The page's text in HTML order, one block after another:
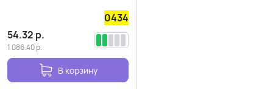
0434
54.32 р.
1 086.40р.
В корзину